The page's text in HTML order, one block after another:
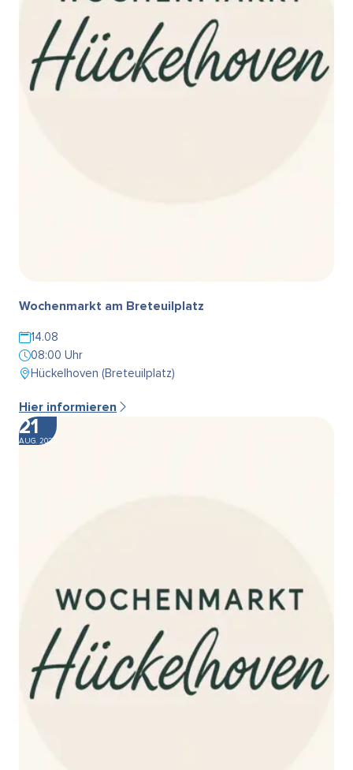
Wochenmarkt am Breteuilplatz
14.08
08:00 Uhr
Hückelhoven (Breteuilplatz)
Hier informieren
21
AUG. 2026